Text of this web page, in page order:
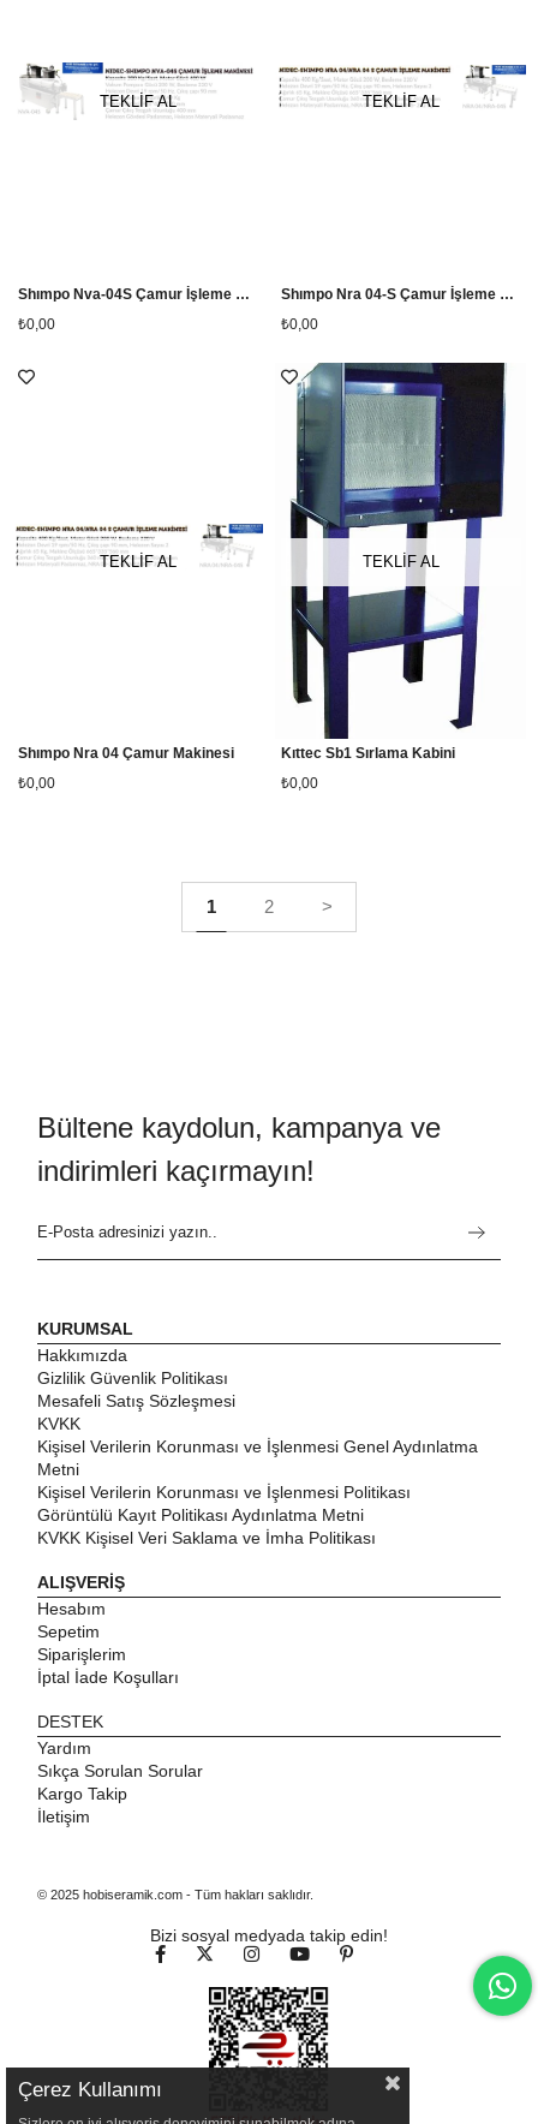
TEKLİF AL
Shımpo Nva-04S Çamur İşleme Makinesi
₺0,00
TEKLİF AL
Shımpo Nra 04-S Çamur İşleme Makinesi
₺0,00
TEKLİF AL
Shımpo Nra 04 Çamur Makinesi
₺0,00
TEKLİF AL
Kıttec Sb1 Sırlama Kabini
₺0,00
1 2 >
Bültene kaydolun, kampanya ve
indirimleri kaçırmayın!
KURUMSAL
Hakkımızda
Gizlilik Güvenlik Politikası
Mesafeli Satış Sözleşmesi
KVKK
Kişisel Verilerin Korunması ve İşlenmesi Genel Aydınlatma
Metni
Kişisel Verilerin Korunması ve İşlenmesi Politikası
Görüntülü Kayıt Politikası Aydınlatma Metni
KVKK Kişisel Veri Saklama ve İmha Politikası
ALIŞVERİŞ
Hesabım
Sepetim
Siparişlerim
İptal İade Koşulları
DESTEK
Yardım
Sıkça Sorulan Sorular
Kargo Takip
İletişim
© 2025 hobiseramik.com - Tüm hakları saklıdır.
Bizi sosyal medyada takip edin!
Çerez Kullanımı